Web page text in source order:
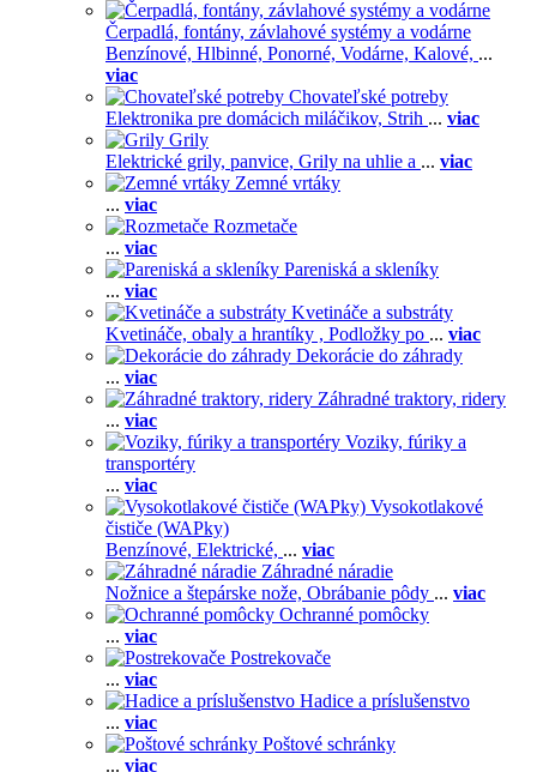
Čerpadlá, fontány, závlahové systémy a vodárne
Benzínové, Hlbinné, Ponorné, Vodárne, Kalové, ...
viac
Chovateľské potreby
Elektronika pre domácich miláčikov, Strih ... viac
Grily
Elektrické grily, panvice, Grily na uhlie a ... viac
Zemné vrtáky
... viac
Rozmetače
... viac
Pareniská a skleníky
... viac
Kvetináče a substráty
Kvetináče, obaly a hrantíky , Podložky po ... viac
Dekorácie do záhrady
... viac
Záhradné traktory, ridery
... viac
Voziky, fúriky a
transportéry
... viac
Vysokotlakové
čističe (WAPky)
Benzínové, Elektrické, ... viac
Záhradné náradie
Nožnice a štepárske nože, Obrábanie pôdy ... viac
Ochranné pomôcky
... viac
Postrekovače
... viac
Hadice a príslušenstvo
... viac
Poštové schránky
... viac